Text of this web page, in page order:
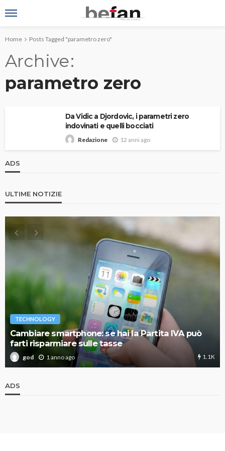
Home Posts Tagged "parametro zero"
Archive
parametro zero
Da Vidic a Djordovic, i parametri zero
indovinati e quelli bocciati
Redazione 12 anni ago
ADS
ULTIME NOTIZIE
TECHNOLOGY
Cambiare smartphone: se hai la Partita IVA può
farti risparmiare sulle tasse
god 1 anno ago 1.1K
ADS